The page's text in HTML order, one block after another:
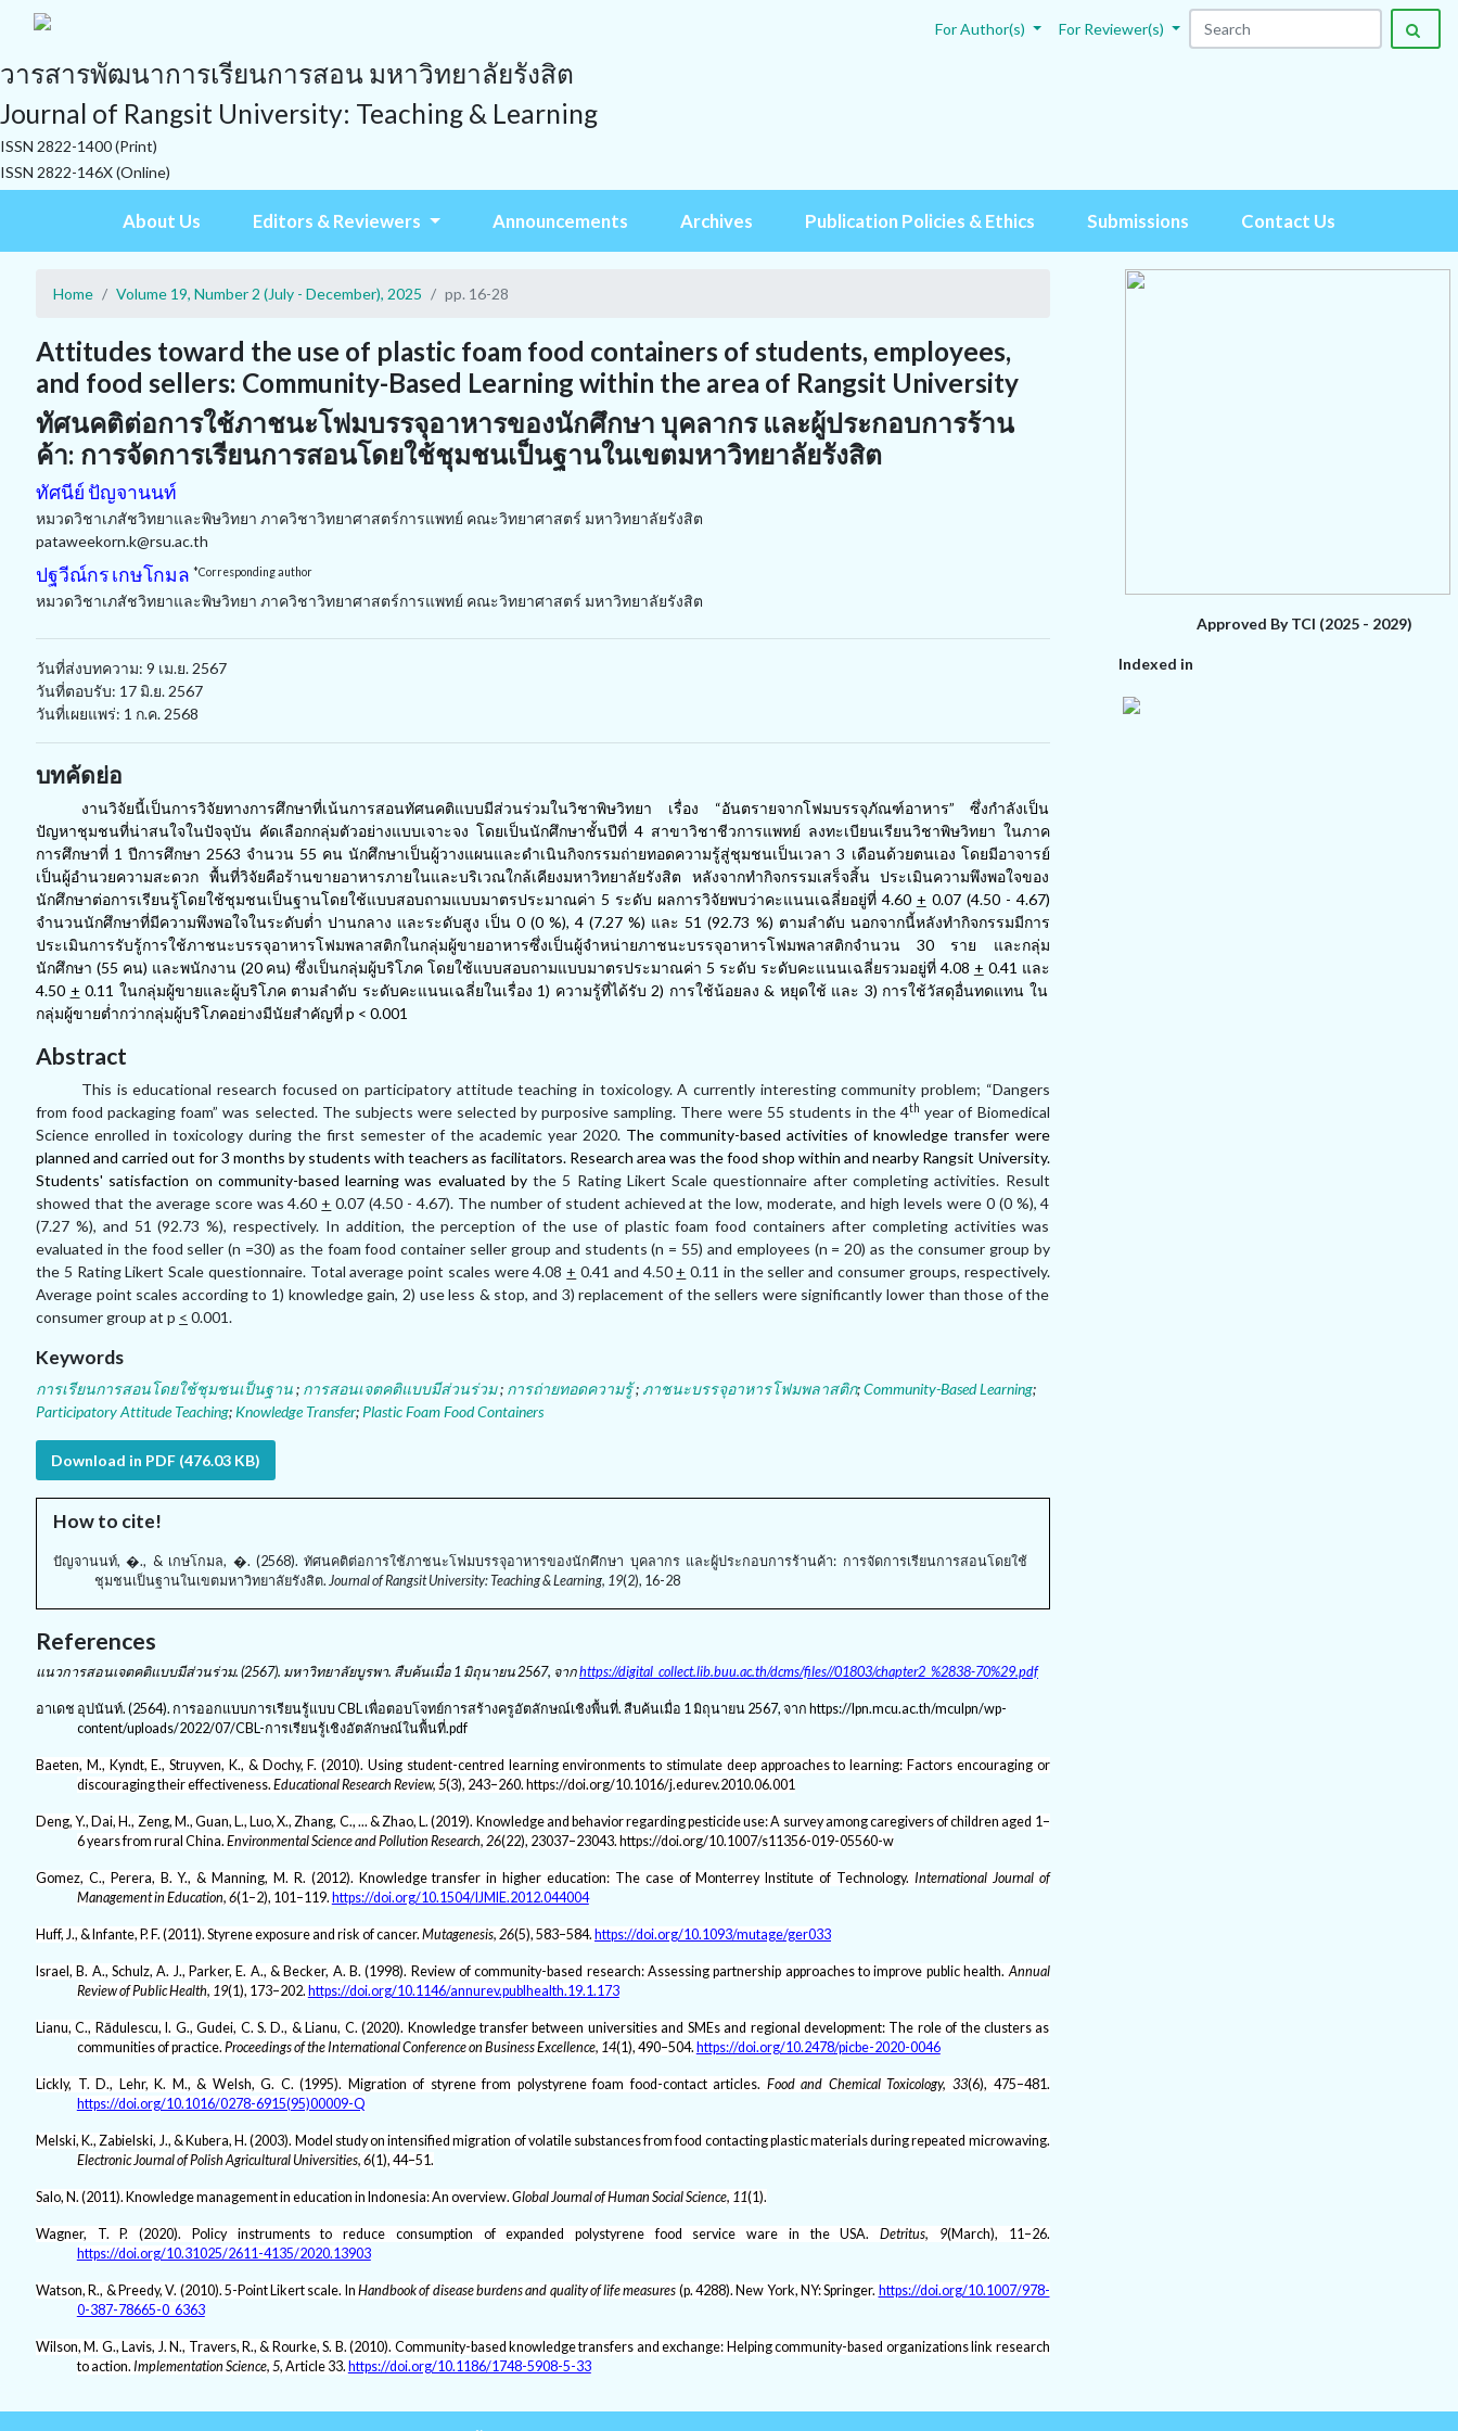
For Author(s) For Reviewer(s)
วารสารพัฒนาการเรียนการสอน มหาวิทยาลัยรังสิต
Journal of Rangsit University: Teaching & Learning
ISSN 2822-1400 (Print)
ISSN 2822-146X (Online)
About Us Editors & Reviewers Announcements Archives Publication Policies & Ethics Submissions Contact Us
Home Volume 19, Number 2 (July - December), 2025 pp. 16-28
Attitudes toward the use of plastic foam food containers of students, employees,
and food sellers: Community-Based Learning within the area of Rangsit University
ทัศนคติต่อการใช้ภาชนะโฟมบรรจุอาหารของนักศึกษา บุคลากร และผู้ประกอบการร้าน
ค้า: การจัดการเรียนการสอนโดยใช้ชุมชนเป็นฐานในเขตมหาวิทยาลัยรังสิต
ทัศนีย์ ปัญจานนท์
หมวดวิชาเภสัชวิทยาและพิษวิทยา ภาควิชาวิทยาศาสตร์การแพทย์ คณะวิทยาศาสตร์ มหาวิทยาลัยรังสิต
pataweekorn.k@rsu.ac.th
ปฐวีณ์กร เกษโกมล *Corresponding author
หมวดวิชาเภสัชวิทยาและพิษวิทยา ภาควิชาวิทยาศาสตร์การแพทย์ คณะวิทยาศาสตร์ มหาวิทยาลัยรังสิต
วันที่ส่งบทความ: 9 เม.ย. 2567
วันที่ตอบรับ: 17 มิ.ย. 2567
วันที่เผยแพร่: 1 ก.ค. 2568
บทคัดย่อ
งานวิจัยนี้เป็นการวิจัยทางการศึกษาที่เน้นการสอนทัศนคติแบบมีส่วนร่วมในวิชาพิษวิทยา เรื่อง “อันตรายจากโฟมบรรจุภัณฑ์อาหาร” ซึ่งกำลังเป็น
ปัญหาชุมชนที่น่าสนใจในปัจจุบัน คัดเลือกกลุ่มตัวอย่างแบบเจาะจง โดยเป็นนักศึกษาชั้นปีที่4 สาขาวิชาชีวการแพทย์ ลงทะเบียนเรียนวิชาพิษวิทยา ในภาค
การศึกษาที่ 1ปีการศึกษา 2563จำนวน 55 คน นักศึกษาเป็นผู้วางแผนและดำเนินกิจกรรมถ่ายทอดความรู้สู่ชุมชนเป็นเวลา 3 เดือนด้วยตนเอง โดยมีอาจารย์
เป็นผู้อำนวยความสะดวก พื้นที่วิจัยคือร้านขายอาหารภายในและบริเวณใกล้เคียงมหาวิทยาลัยรังสิต หลังจากทำกิจกรรมเสร็จสิ้น ประเมินความพึงพอใจของ
นักศึกษาต่อการเรียนรู้โดยใช้ชุมชนเป็นฐานโดยใช้แบบสอบถามแบบมาตรประมาณค่า 5 ระดับ ผลการวิจัยพบว่าคะแนนเฉลี่ยอยู่ที่4.60 + 0.07 (4.50 - 4.67)
จำนวนนักศึกษาที่มีความพึงพอใจในระดับต่ำ ปานกลาง และระดับสูง เป็น 0(0%), 4(7.27%) และ 51(92.73 %) ตามลำดับ นอกจากนี้หลังทำกิจกรรมมีการ
ประเมินการรับรู้การใช้ภาชนะบรรจุอาหารโฟมพลาสติกในกลุ่มผู้ขายอาหารซึ่งเป็นผู้จำหน่ายภาชนะบรรจุอาหารโฟมพลาสติกจำนวน30ราย และกลุ่ม
นักศึกษา (55 คน) และพนักงาน (20คน) ซึ่งเป็นกลุ่มผู้บริโภค โดยใช้แบบสอบถามแบบมาตรประมาณค่า 5ระดับ ระดับคะแนนเฉลี่ยรวมอยู่ที่4.08 + 0.41 และ
4.50 + 0.11 ในกลุ่มผู้ขายและผู้บริโภค ตามลำดับ ระดับคะแนนเฉลี่ยในเรื่อง 1) ความรู้ที่ได้รับ 2) การใช้น้อยลง & หยุดใช้ และ 3) การใช้วัสดุอื่นทดแทน ใน
กลุ่มผู้ขายต่ำกว่ากลุ่มผู้บริโภคอย่างมีนัยสำคัญที่p < 0.001
Abstract
This is educational research focused on participatory attitude teaching in toxicology. A currently interesting community problem; “Dangers
from food packaging foam” was selected. The subjects were selected by purposive sampling. There were 55 students in the 4th year of Biomedical
Science enrolled in toxicology during the first semester of the academic year 2020. The community-based activities of knowledge transfer were
planned and carried out for 3 months by students with teachers as facilitators. Research area was the food shop within and nearby Rangsit University.
Students' satisfaction on community-based learning was evaluated bythe 5 Rating Likert Scale questionnaire after completing activities. Result
showed that the average score was 4.60 + 0.07 (4.50 - 4.67). The number of student achieved at the low, moderate, and high levels were 0 (0 %), 4
(7.27 %), and 51 (92.73 %), respectively. In addition, the perception of the use of plastic foam food containers after completing activities was
evaluated in the food seller (n =30) as the foam food container seller group and students (n = 55) and employees (n = 20) as the consumer group by
the 5 Rating Likert Scale questionnaire. Total average point scales were 4.08 + 0.41 and 4.50 + 0.11 in the seller and consumer groups, respectively.
Average point scales according to 1) knowledge gain, 2) use less & stop, and 3) replacement of the sellers were significantly lower than those of the
consumer group at p < 0.001.
Keywords
การเรียนการสอนโดยใช้ชุมชนเป็นฐาน; การสอนเจตคติแบบมีส่วนร่วม; การถ่ายทอดความรู้; ภาชนะบรรจุอาหารโฟมพลาสติก;Community-Based Learning;
Participatory Attitude Teaching; Knowledge Transfer; Plastic Foam Food Containers
Download in PDF (476.03 KB)
How to cite!
ปัญจานนท์, �., & เกษโกมล, �. (2568). ทัศนคติต่อการใช้ภาชนะโฟมบรรจุอาหารของนักศึกษา บุคลากร และผู้ประกอบการร้านค้า: การจัดการเรียนการสอนโดยใช้
ชุมชนเป็นฐานในเขตมหาวิทยาลัยรังสิต. Journal of Rangsit University: Teaching & Learning, 19(2), 16-28
References
แนวการสอนเจตคติแบบมีส่วนร่วม. (2567). มหาวิทยาลัยบูรพา. สืบค้นเมื่อ 1 มิถุนายน2567, จากhttps://digital_collect.lib.buu.ac.th/dcms/files//01803/chapter2_%2838-70%29.pdf
อาเดช อุปนันท์. (2564). การออกแบบการเรียนรู้แบบ CBL เพื่อตอบโจทย์การสร้างครูอัตลักษณ์เชิงพื้นที่. สืบค้นเมื่อ 1 มิถุนายน 2567, จาก https://lpn.mcu.ac.th/mculpn/wp-
content/uploads/2022/07/CBL-การเรียนรู้เชิงอัตลักษณ์ในพื้นที่.pdf
Baeten, M., Kyndt, E., Struyven, K., & Dochy, F. (2010). Using student-centred learning environments to stimulate deep approaches to learning: Factors encouraging or
discouraging their effectiveness. Educational Research Review, 5(3), 243–260. https://doi.org/10.1016/j.edurev.2010.06.001
Deng, Y., Dai, H., Zeng, M., Guan, L., Luo, X., Zhang, C., ... & Zhao, L. (2019). Knowledge and behavior regarding pesticide use: A survey among caregivers of children aged 1–
6 years from rural China. Environmental Science and Pollution Research, 26(22), 23037–23043. https://doi.org/10.1007/s11356-019-05560-w
Gomez, C., Perera, B. Y., & Manning, M. R. (2012). Knowledge transfer in higher education: The case of Monterrey Institute of Technology. International Journal of
Management in Education, 6(1–2), 101–119. https://doi.org/10.1504/IJMIE.2012.044004
Huff, J., & Infante, P. F. (2011). Styrene exposure and risk of cancer. Mutagenesis, 26(5), 583–584. https://doi.org/10.1093/mutage/ger033
Israel, B. A., Schulz, A. J., Parker, E. A., & Becker, A. B. (1998). Review of community-based research: Assessing partnership approaches to improve public health.Annual
Review of Public Health, 19(1), 173–202. https://doi.org/10.1146/annurev.publhealth.19.1.173
Lianu, C., Rădulescu, I. G., Gudei, C. S. D., & Lianu, C. (2020). Knowledge transfer between universities and SMEs and regional development: The role of the clusters as
communities of practice. Proceedings of the International Conference on Business Excellence, 14(1), 490–504. https://doi.org/10.2478/picbe-2020-0046
Lickly, T. D., Lehr, K. M., & Welsh, G. C. (1995). Migration of styrene from polystyrene foam food-contact articles. Food and Chemical Toxicology, 33(6), 475–481.
https://doi.org/10.1016/0278-6915(95)00009-Q
Melski, K., Zabielski, J., & Kubera, H. (2003). Model study on intensified migration of volatile substances from food contacting plastic materials during repeated microwaving.
Electronic Journal of Polish Agricultural Universities, 6(1), 44–51.
Salo, N. (2011). Knowledge management in education in Indonesia: An overview. Global Journal of Human Social Science, 11(1).
Wagner, T. P. (2020). Policy instruments to reduce consumption of expanded polystyrene food service ware in the USA.Detritus, 9(March), 11–26.
https://doi.org/10.31025/2611-4135/2020.13903
Watson, R., & Preedy, V. (2010). 5-Point Likert scale. In Handbook of disease burdens and quality of life measures (p. 4288). New York, NY: Springer. https://doi.org/10.1007/978-
0-387-78665-0_6363
Wilson, M. G., Lavis, J. N., Travers, R., & Rourke, S. B. (2010). Community-based knowledge transfers and exchange: Helping community-based organizations link research
to action. Implementation Science, 5, Article 33. https://doi.org/10.1186/1748-5908-5-33
Approved By TCI (2025 - 2029)
Indexed in